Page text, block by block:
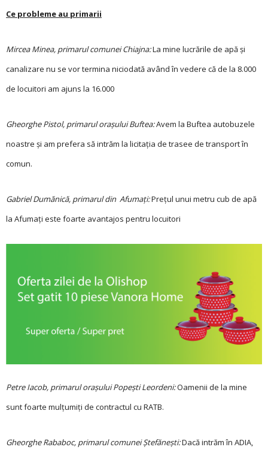
Ce probleme au primarii
Mircea Minea, primarul comunei Chiajna:La mine lucrările de apă şi
canalizare nu se vor termina niciodată având în vedere că de la 8.000
de locuitori am ajuns la 16.000
Gheorghe Pistol, primarul orașului Buftea:Avem la Buftea autobuzele
noastre şi am prefera să intrăm la licitaţia de trasee de transport în
comun.
Gabriel Dumă­nică, primarul din Afumaţi:Preţul unui metru cub de apă
la Afumaţi este foarte avantajos pentru lo­cuitori
Petre Iacob, ­primarul orașului Popești Leordeni:Oamenii de la mine
sunt foarte mulţumiţi de contractul cu RATB.
Gheorghe Rababoc, ­primarul comunei Ștefănești:Dacă intrăm în ADIA,